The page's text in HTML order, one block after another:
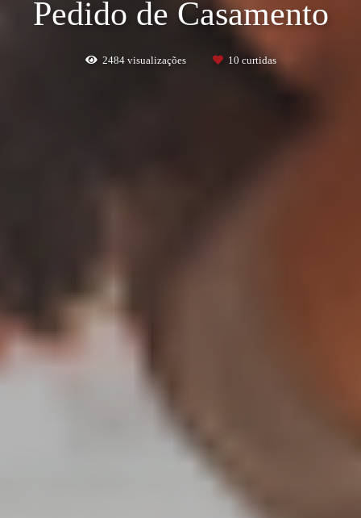
Pedido de Casamento
2484visualizações 10 curtidas